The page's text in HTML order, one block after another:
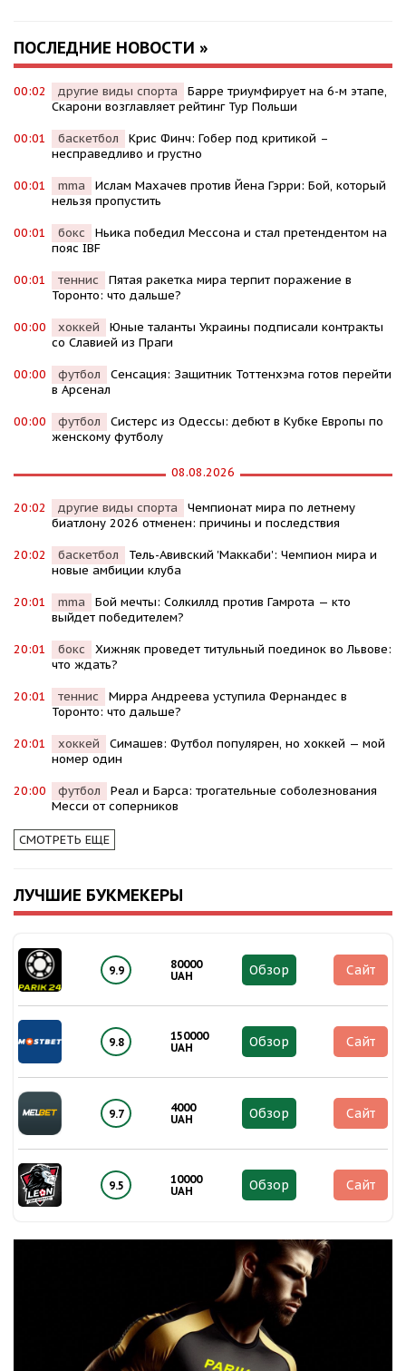
ПОСЛЕДНИЕ НОВОСТИ »
00:02 другие виды спорта
Барре триумфирует на 6-м этапе,
Скарони возглавляет рейтинг Тур Польши
00:01 баскетбол
Крис Финч: Гобер под критикой –
несправедливо и грустно
00:01 mma
Ислам Махачев против Йена Гэрри: Бой, который
нельзя пропустить
00:01 бокс
Ньика победил Мессона и стал претендентом на
пояс IBF
00:01 теннис
Пятая ракетка мира терпит поражение в
Торонто: что дальше?
00:00 хоккей
Юные таланты Украины подписали контракты
со Славией из Праги
00:00 футбол
Сенсация: Защитник Тоттенхэма готов перейти
в Арсенал
00:00 футбол
Систерс из Одессы: дебют в Кубке Европы по
женскому футболу
08.08.2026
20:02 другие виды спорта
Чемпионат мира по летнему
биатлону 2026 отменен: причины и последствия
20:02 баскетбол
Тель-Авивский 'Маккаби': Чемпион мира и
новые амбиции клуба
20:01 mma
Бой мечты: Солкиллд против Гамрота — кто
выйдет победителем?
20:01 бокс
Хижняк проведет титульный поединок во Львове:
что ждать?
20:01 теннис
Мирра Андреева уступила Фернандес в
Торонто: что дальше?
20:01 хоккей
Симашев: Футбол популярен, но хоккей — мой
номер один
20:00 футбол
Реал и Барса: трогательные соболезнования
Месси от соперников
СМОТРЕТЬ ЕЩЕ
ЛУЧШИЕ БУКМЕКЕРЫ
9.9
80000
UAH
Обзор Сайт
9.8
150000
UAH
Обзор Сайт
9.7
4000
UAH
Обзор Сайт
9.5
10000
UAH
Обзор Сайт